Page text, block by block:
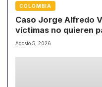
COLOMBIA
Caso Jorge Alfredo
víctimas no quieren
Agosto 5, 2026